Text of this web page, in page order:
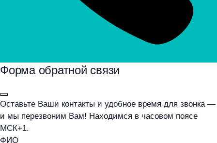
Форма обратной связи
Оставьте Ваши контакты и удобное время для звонка —
и мы перезвоним Вам! Находимся в часовом поясе
МСК+1.
ФИО